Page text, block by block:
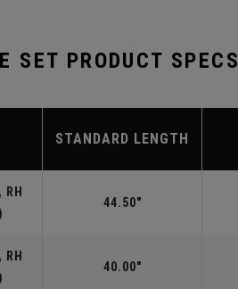
SET PRODUCT SPECS
STANDARD LENGTH
44.50"
40.00"